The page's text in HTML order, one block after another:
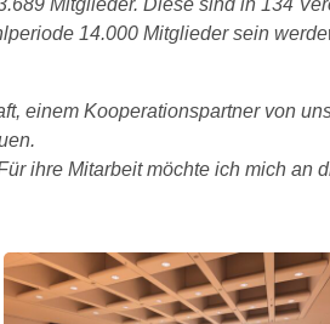
Mitglieder. Diese sind in 134
14.000 Mitglieder sein werde
einem Kooperationspartner von
ihre Mitarbeit möchte ich mich an